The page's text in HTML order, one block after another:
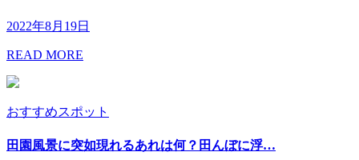
2022年8月19日
READ MORE
おすすめスポット
田園風景に突如現れるあれは何？田んぼに浮…